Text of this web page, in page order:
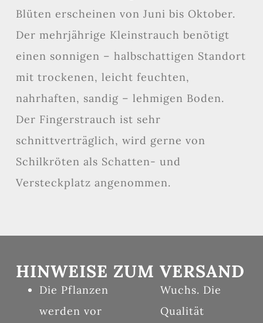
Blüten erscheinen von Juni bis Oktober.
Der mehrjährige Kleinstrauch benötigt
einen sonnigen – halbschattigen Standort
mit trockenen, leicht feuchten,
nahrhaften, sandig – lehmigen Boden.
Der Fingerstrauch ist sehr
schnittverträglich, wird gerne von
Schilkröten als Schatten- und
Versteckplatz angenommen.
HINWEISE ZUM VERSAND
Die Pflanzen
werden vor
Wuchs. Die
Qualität